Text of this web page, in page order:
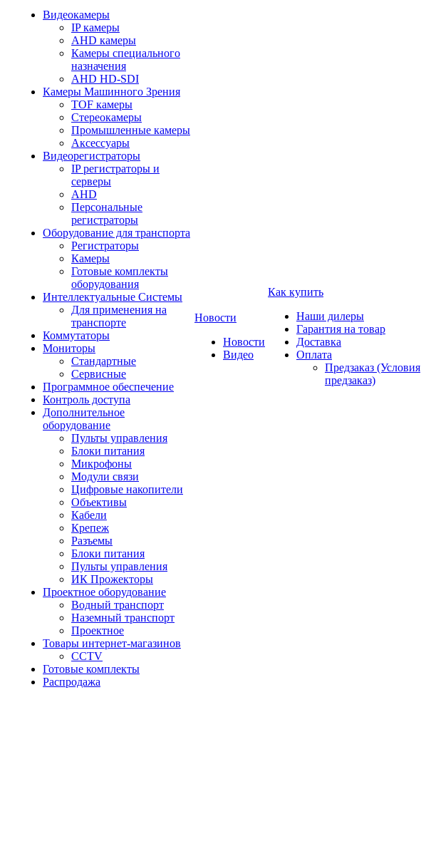
Видеокамеры
IP камеры
AHD камеры
Камеры специального
назначения
AHD HD-SDI
Камеры Машинного Зрения
TOF камеры
Стереокамеры
Промышленные камеры
Аксессуары
Видеорегистраторы
IP регистраторы и
серверы
AHD
Персональные
регистраторы
Оборудование для транспорта
Регистраторы
Камеры
Готовые комплекты
оборудования
Интеллектуальные Системы
Для применения на
транспорте
Коммутаторы
Мониторы
Стандартные
Сервисные
Программное обеспечение
Контроль доступа
Дополнительное
оборудование
Пульты управления
Блоки питания
Микрофоны
Модули связи
Цифровые накопители
Объективы
Кабели
Крепеж
Разъемы
Блоки питания
Пульты управления
ИК Прожекторы
Проектное оборудование
Водный транспорт
Наземный транспорт
Проектное
Товары интернет-магазинов
CCTV
Готовые комплекты
Распродажа
Новости
Новости
Видео
Как купить
Наши дилеры
Гарантия на товар
Доставка
Оплата
Предзаказ (Условия
предзаказ)